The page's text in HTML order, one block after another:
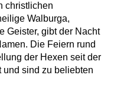
christlichen
Walburga,
Geister, gibt der Nacht
Die Feiern rund
der Hexen seit der
sind zu beliebten